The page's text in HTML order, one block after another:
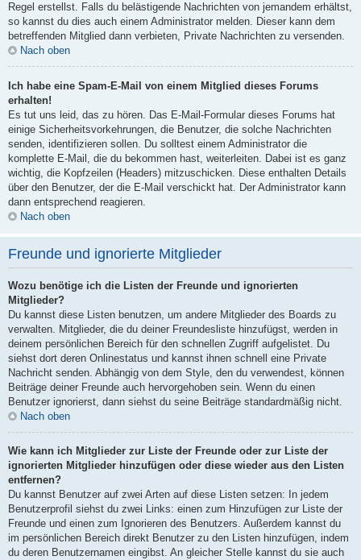
Regel erstellst. Falls du belästigende Nachrichten von jemandem erhältst,
so kannst du dies auch einem Administrator melden. Dieser kann dem
betreffenden Mitglied dann verbieten, Private Nachrichten zu versenden.
Nach oben
Ich habe eine Spam-E-Mail von einem Mitglied dieses Forums
erhalten!
Es tut uns leid, das zu hören. Das E-Mail-Formular dieses Forums hat
einige Sicherheitsvorkehrungen, die Benutzer, die solche Nachrichten
senden, identifizieren sollen. Du solltest einem Administrator die
komplette E-Mail, die du bekommen hast, weiterleiten. Dabei ist es ganz
wichtig, die Kopfzeilen (Headers) mitzuschicken. Diese enthalten Details
über den Benutzer, der die E-Mail verschickt hat. Der Administrator kann
dann entsprechend reagieren.
Nach oben
Freunde und ignorierte Mitglieder
Wozu benötige ich die Listen der Freunde und ignorierten
Mitglieder?
Du kannst diese Listen benutzen, um andere Mitglieder des Boards zu
verwalten. Mitglieder, die du deiner Freundesliste hinzufügst, werden in
deinem persönlichen Bereich für den schnellen Zugriff aufgelistet. Du
siehst dort deren Onlinestatus und kannst ihnen schnell eine Private
Nachricht senden. Abhängig von dem Style, den du verwendest, können
Beiträge deiner Freunde auch hervorgehoben sein. Wenn du einen
Benutzer ignorierst, dann siehst du seine Beiträge standardmäßig nicht.
Nach oben
Wie kann ich Mitglieder zur Liste der Freunde oder zur Liste der
ignorierten Mitglieder hinzufügen oder diese wieder aus den Listen
entfernen?
Du kannst Benutzer auf zwei Arten auf diese Listen setzen: In jedem
Benutzerprofil siehst du zwei Links: einen zum Hinzufügen zur Liste der
Freunde und einen zum Ignorieren des Benutzers. Außerdem kannst du
im persönlichen Bereich direkt Benutzer zu den Listen hinzufügen, indem
du deren Benutzernamen eingibst. An gleicher Stelle kannst du sie auch